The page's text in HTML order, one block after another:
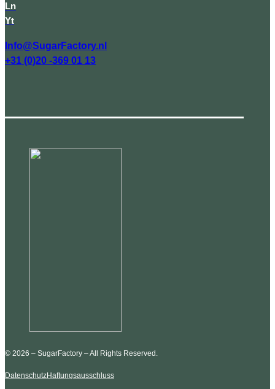
Ln
Yt
Info@SugarFactory.nl
+31 (0)20 -369 01 13
© 2026 – SugarFactory – All Rights Reserved.
DatenschutzHaftungsausschluss